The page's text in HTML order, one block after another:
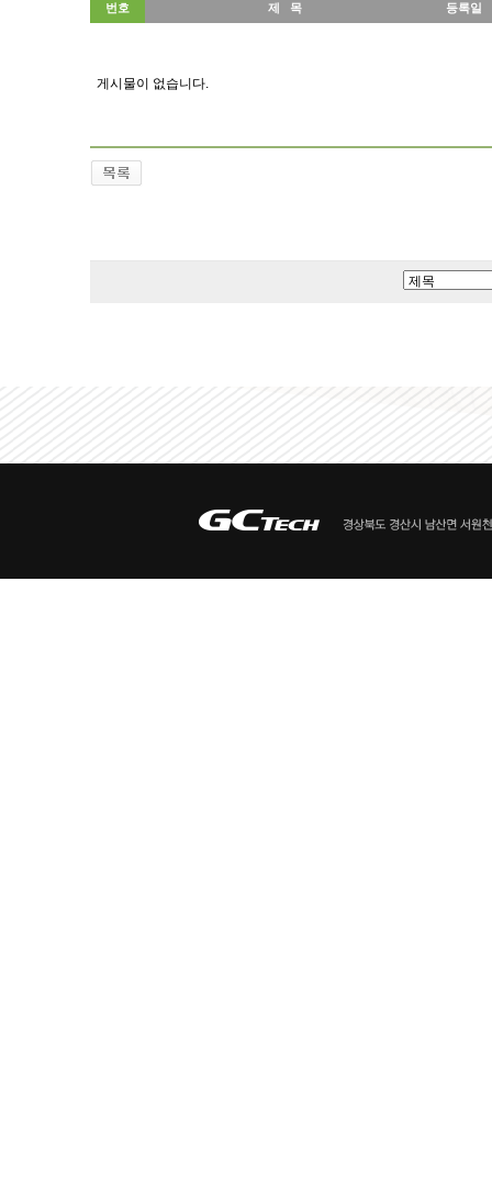
번호 제 목 등록일
게시물이 없습니다.